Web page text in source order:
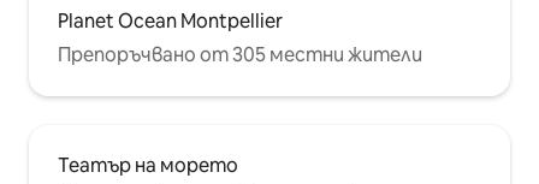
Planet Ocean Montpellier
Препоръчвано от 305 местни жители
Театър на морето